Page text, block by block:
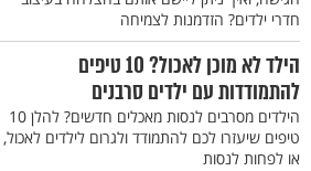
חדרי ילדים? הזדמנות לצמיחה
הילד לא מוכן לאכול? 10 טיפים
להתמודדות עם ילדים סרבנים
הילדים מסרבים לנסות מאכלים חדשים? להלן 10
טיפים שיעזרו לכם להתמודד ולגרום לילדים לאכול,
או לפחות לנסות